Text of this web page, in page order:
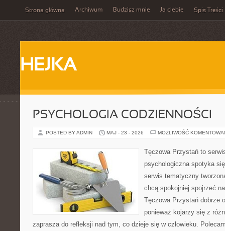
Strona główna Archiwum Budzisz mnie Ja ciebie Spis Treści
HEJKA
PSYCHOLOGIA CODZIENNOŚCI
POSTED BY ADMIN MAJ - 23 - 2026 MOŻLIWOŚĆ
Tęczowa Przystań to
psychologiczna spotyka
serwis tematyczny
chcą spokojniej spojrzeć
Tęczowa Przystań dobrze
ponieważ kojarzy się z
zaprasza do refleksji nad tym, co dzieje się w człowieku.